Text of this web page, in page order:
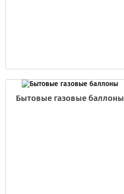
Бытовые газовые баллоны